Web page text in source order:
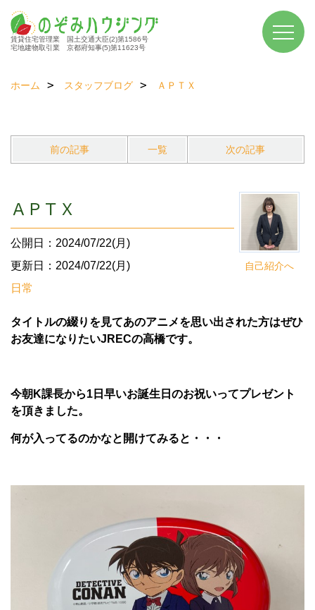
賃貸住宅管理業 国土交通大臣(2)第1586号
宅地建物取引業 京都府知事(5)第11623号
ホーム スタッフブログ ＡＰＴＸ
前の記事 一覧 次の記事
自己紹介へ
ＡＰＴＸ
公開日：2024/07/22(月)
更新日：2024/07/22(月)
日常
タイトルの綴りを見てあのアニメを思い出された方はぜひ
お友達になりたいJRECの高橋です。
今朝K課長から1日早いお誕生日のお祝いってプレゼント
を頂きました。
何が入ってるのかなと開けてみると・・・